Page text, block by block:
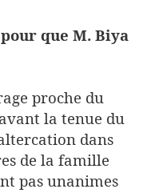
que M. Biya
proche du
la tenue du
dans
de la famille
pas unanimes